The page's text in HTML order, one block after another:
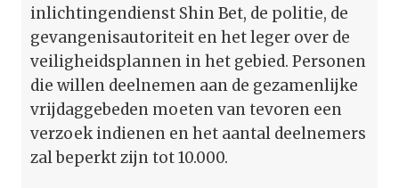
inlichtingendienst Shin Bet, de politie, de
gevangenisautoriteit en het leger over de
veiligheidsplannen in het gebied. Personen
die willen deelnemen aan de gezamenlijke
vrijdaggebeden moeten van tevoren een
verzoek indienen en het aantal deelnemers
zal beperkt zijn tot 10.000.